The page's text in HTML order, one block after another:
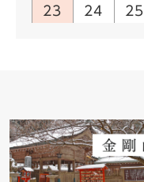
23 24 25